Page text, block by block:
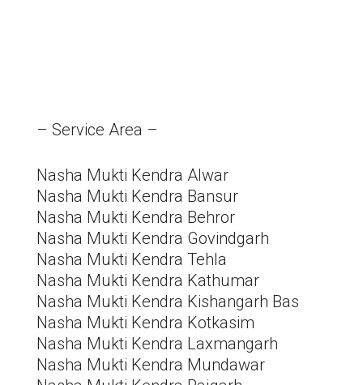
– Service Area –
Nasha Mukti Kendra Alwar
Nasha Mukti Kendra Bansur
Nasha Mukti Kendra Behror
Nasha Mukti Kendra Govindgarh
Nasha Mukti Kendra Tehla
Nasha Mukti Kendra Kathumar
Nasha Mukti Kendra Kishangarh Bas
Nasha Mukti Kendra Kotkasim
Nasha Mukti Kendra Laxmangarh
Nasha Mukti Kendra Mundawar